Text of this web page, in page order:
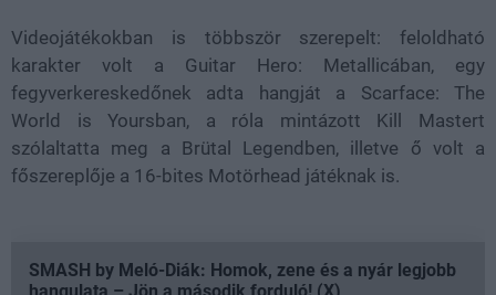
Videojátékokban is többször szerepelt: feloldható
karakter volt a Guitar Hero: Metallicában, egy
fegyverkereskedőnek adta hangját a Scarface: The
World is Yoursban, a róla mintázott Kill Mastert
szólaltatta meg a Brütal Legendben, illetve ő volt a
főszereplője a 16-bites Motörhead játéknak is.
SMASH by Meló-Diák: Homok, zene és a nyár legjobb